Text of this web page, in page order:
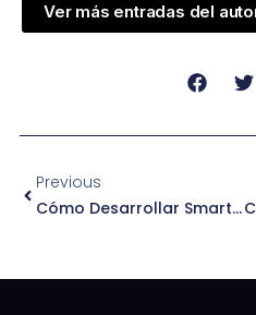
Ver más entradas del
Previous
Cómo Desarrollar Smart Contracts Y Mini-Apps En TON